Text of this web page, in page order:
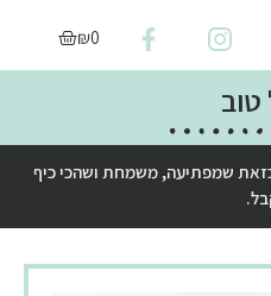
₪0
טוב
שמפתיעה, משמחת ושהכי כיף